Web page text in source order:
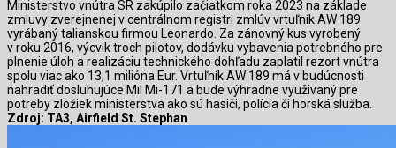
Ministerstvo vnútra SR zakúpilo začiatkom roka 2023 na základe
zmluvy zverejnenej v centrálnom registri zmlúv vrtuľník AW 189
vyrábaný talianskou firmou Leonardo. Za zánovný kus vyrobený
v roku 2016, výcvik troch pilotov, dodávku vybavenia potrebného pre
plnenie úloh a realizáciu technického dohľadu zaplatil rezort vnútra
spolu viac ako 13,1 milióna Eur. Vrtuľník AW 189 má v budúcnosti
nahradiť dosluhujúce Mil Mi-171 a bude výhradne využívaný pre
potreby zložiek ministerstva ako sú hasiči, polícia či horská služba.
Zdroj: TA3, Airfield St. Stephan